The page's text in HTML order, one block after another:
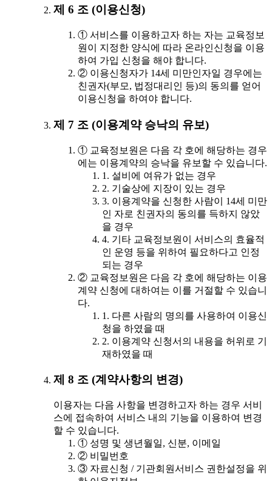
제 6 조 (이용신청)
① 서비스를 이용하고자 하는 자는 교육정보
원이 지정한 양식에 따라 온라인신청을 이용
하여 가입 신청을 해야 합니다.
② 이용신청자가 14세 미만인자일 경우에는
친권자(부모, 법정대리인 등)의 동의를 얻어
이용신청을 하여야 합니다.
제 7 조 (이용계약 승낙의 유보)
① 교육정보원은 다음 각 호에 해당하는 경우
에는 이용계약의 승낙을 유보할 수 있습니다.
1. 설비에 여유가 없는 경우
2. 기술상에 지장이 있는 경우
3. 이용계약을 신청한 사람이 14세 미만
인 자로 친권자의 동의를 득하지 않았
을 경우
4. 기타 교육정보원이 서비스의 효율적
인 운영 등을 위하여 필요하다고 인정
되는 경우
② 교육정보원은 다음 각 호에 해당하는 이용
계약 신청에 대하여는 이를 거절할 수 있습니
다.
1. 다른 사람의 명의를 사용하여 이용신
청을 하였을 때
2. 이용계약 신청서의 내용을 허위로 기
재하였을 때
제 8 조 (계약사항의 변경)
이용자는 다음 사항을 변경하고자 하는 경우 서비
스에 접속하여 서비스 내의 기능을 이용하여 변경
할 수 있습니다.
① 성명 및 생년월일, 신분, 이메일
② 비밀번호
③ 자료신청 / 기관회원서비스 권한설정을 위